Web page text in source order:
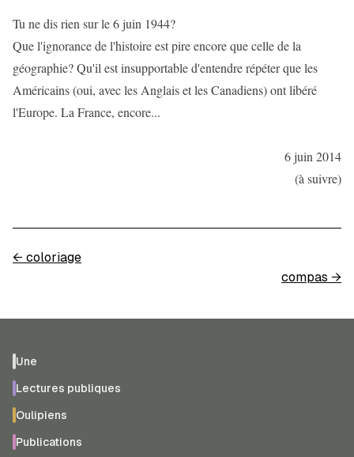
Tu ne dis rien sur le 6 juin 1944?
Que l'ignorance de l'histoire est pire encore que celle de la
géographie? Qu'il est insupportable d'entendre répéter que les
Américains (oui, avec les Anglais et les Canadiens) ont libéré
l'Europe. La France, encore...
6 juin 2014
(à suivre)
← coloriage
compas →
Une
Lectures publiques
Oulipiens
Publications